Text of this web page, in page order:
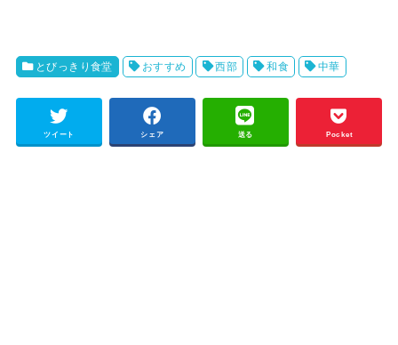
とびっきり食堂 おすすめ 西部 和食 中華
ツイート シェア 送る Pocket